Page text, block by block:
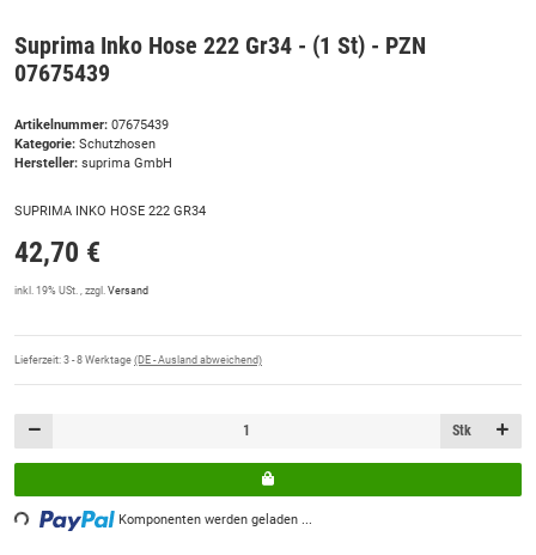
Suprima Inko Hose 222 Gr34 - (1 St) - PZN
07675439
Artikelnummer: 07675439
Kategorie: Schutzhosen
Hersteller: suprima GmbH
SUPRIMA INKO HOSE 222 GR34
42,70 €
inkl. 19% USt. , zzgl. Versand
Lieferzeit: 3 - 8 Werktage (DE - Ausland abweichend)
Stk
Komponenten werden geladen ...